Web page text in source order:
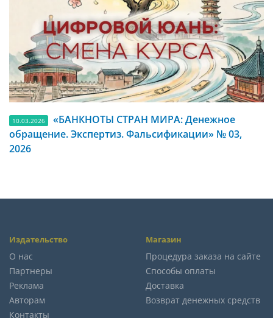
10.03.2026
«БАНКНОТЫ СТРАН МИРА: Денежное
обращение. Экспертиз. Фальсификации» № 03,
2026
Издательство
О нас
Партнеры
Реклама
Авторам
Контакты
Магазин
Процедура заказа на сайте
Способы оплаты
Доставка
Возврат денежных средств